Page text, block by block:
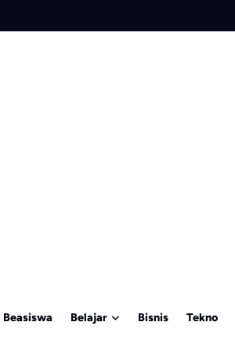
Beasiswa Belajar Bisnis Tekno